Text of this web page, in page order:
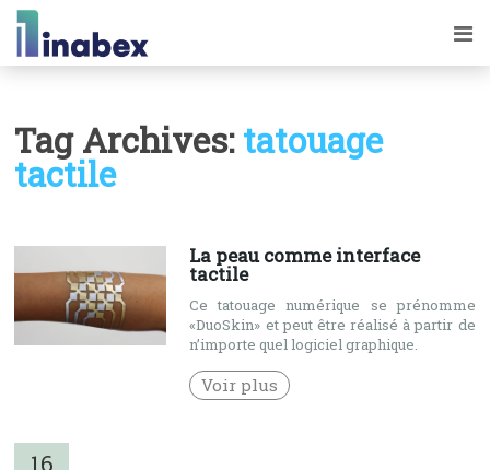
Tag Archives: tatouage
tactile
16
La peau comme interface
tactile
Ce tatouage numérique se prénomme
«DuoSkin» et peut être réalisé à partir de
n’importe quel logiciel graphique.
Voir plus